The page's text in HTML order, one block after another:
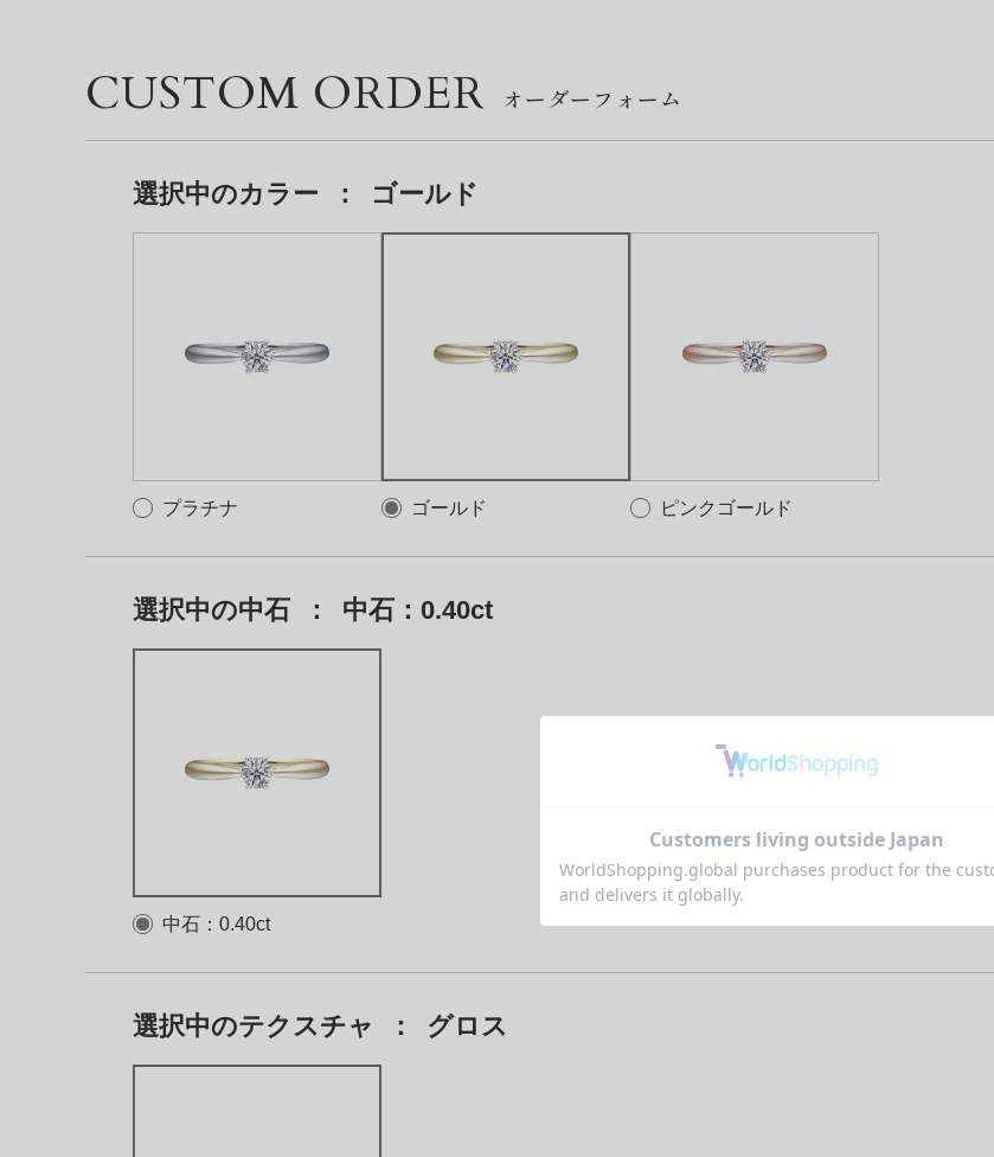
CUSTOM ORDER
選択中のカラー ： ゴールド
プラチナ ゴールド ピンクゴールド
選択中の中石 ： 中石：0.40ct
中石：0.40ct
選択中のテクスチャ ： グロス